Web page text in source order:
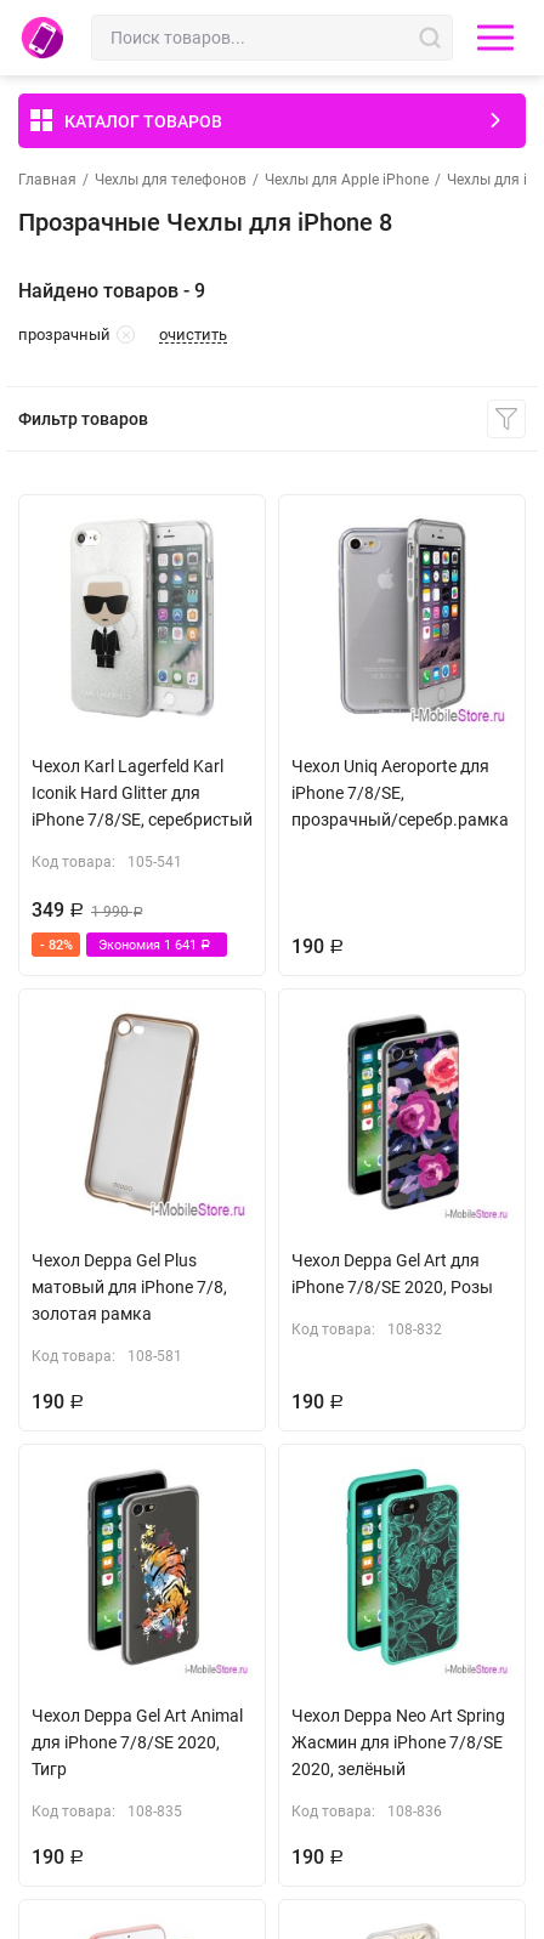
КАТАЛОГ ТОВАРОВ
Главная / Чехлы для телефонов / Чехлы для Apple iPhone / Чехлы для
Прозрачные Чехлы для iPhone 8
Найдено товаров - 9
прозрачный очистить
Фильтр товаров
Чехол Karl Lagerfeld Karl
Iconik Hard Glitter для
iPhone 7/8/SE, серебристый
Код товара: 105-541
349 Р 1 990Р
- 82% Экономия 1 641 Р
Чехол Uniq Aeroporte для
iPhone 7/8/SE,
прозрачный/серебр.рамка
190 Р
Чехол Deppa Gel Plus
матовый для iPhone 7/8,
золотая рамка
Код товара: 108-581
190 Р
Чехол Deppa Gel Art для
iPhone 7/8/SE 2020, Розы
Код товара: 108-832
190 Р
Чехол Deppa Gel Art Animal
для iPhone 7/8/SE 2020,
Тигр
Код товара: 108-835
190 Р
Чехол Deppa Neo Art Spring
Жасмин для iPhone 7/8/SE
2020, зелёный
Код товара: 108-836
190 Р